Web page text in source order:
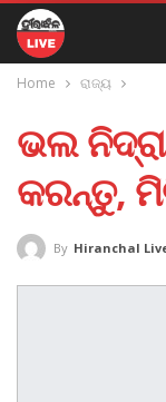
Home ରାଜ୍ୟ
ଭଲ
କରନ୍ତୁ,
By Hiranchal